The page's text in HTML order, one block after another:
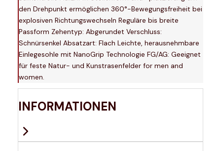
den Drehpunkt ermöglichen 360°-Bewegungsfreiheit bei
explosiven Richtungswechseln Reguläre bis breite
Passform Zehentyp: Abgerundet Verschluss:
Schnürsenkel Absatzart: Flach Leichte, herausnehmbare
Einlegesohle mit NanoGrip Technologie FG/AG: Geeignet
für feste Natur- und Kunstrasenfelder for men and
women.
INFORMATIONEN